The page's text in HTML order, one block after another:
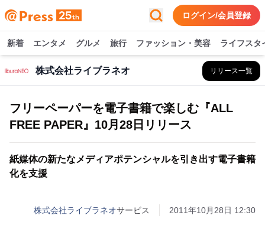
ログイン/会員登録
新着 エンタメ グルメ 旅行 ファッション・美容 ライフスタ
株式会社ライブラネオ リリース一覧
フリーペーパーを電子書籍で楽しむ『ALL
FREE PAPER』10月28日リリース
紙媒体の新たなメディアポテンシャルを引き出す電子書籍
化を支援
株式会社ライブラネオサービス 2011年10月28日 12:30